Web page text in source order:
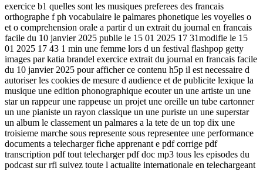
exercice b1 quelles sont les musiques preferees des francais
orthographe f ph vocabulaire le palmares phonetique les voyelles o
et o comprehension orale a partir d un extrait du journal en francais
facile du 10 janvier 2025 publie le 15 01 2025 17 31modifie le 15
01 2025 17 43 1 min une femme lors d un festival flashpop getty
images par katia brandel exercice extrait du journal en francais facile
du 10 janvier 2025 pour afficher ce contenu h5p il est necessaire d
autoriser les cookies de mesure d audience et de publicite lexique la
musique une edition phonographique ecouter un une artiste un une
star un rappeur une rappeuse un projet une oreille un tube cartonner
un une pianiste un rayon classique un une puriste un une superstar
un album le classement un palmares a la tete de un top dix une
troisieme marche sous represente sous representee une performance
documents a telecharger fiche apprenant e pdf corrige pdf
transcription pdf tout telecharger pdf doc mp3 tous les episodes du
podcast sur rfi suivez toute l actualite internationale en telechargeant